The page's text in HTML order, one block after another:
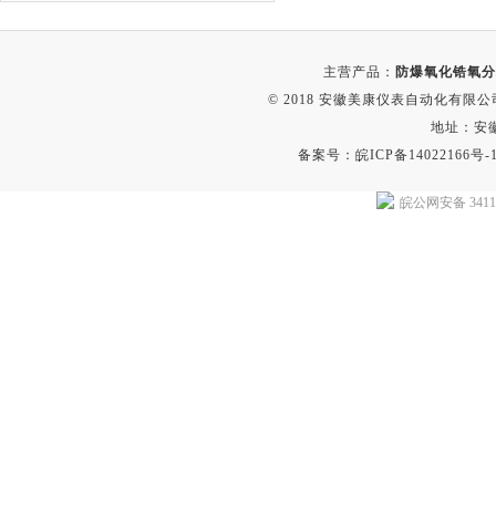
主营产品： 防爆氧化锆氧
© 2018 安徽美康仪表自动化有限
地址：安
备案号：皖ICP备14022166号-
皖公网安备